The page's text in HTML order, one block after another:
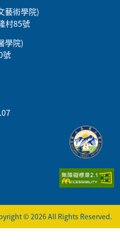
藝術學院)
村85號
學院)
號
© 2026 All Rights Reserved.